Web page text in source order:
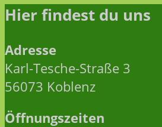
Hier findest du uns
Adresse
Karl-Tesche-Straße 3
56073 Koblenz
Öffnungszeiten